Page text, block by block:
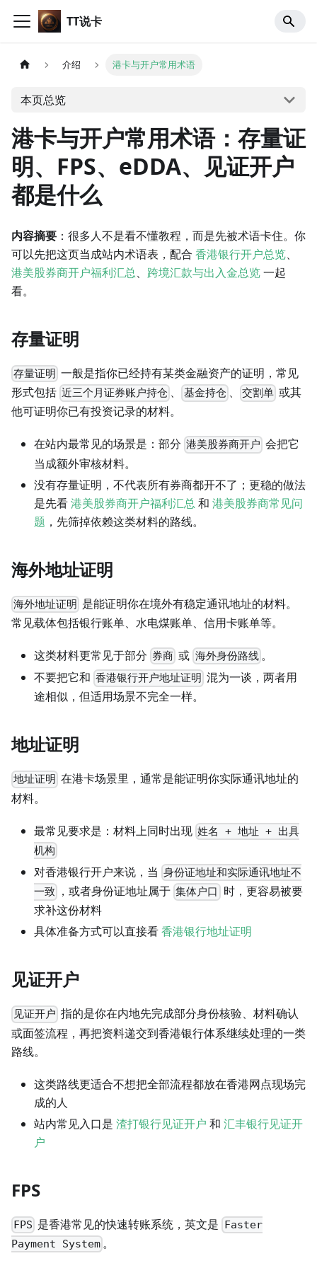
TT说卡
介绍 港卡与开户常用术语
本页总览
港卡与开户常用术语：存量证
明、FPS、eDDA、见证开户
都是什么
内容摘要 ：很多人不是看不懂教程，而是先被术语卡住。你
可以先把这页当成站内术语表，配合 香港银行开户总览、
港美股券商开户福利汇总、 跨境汇款与出入金总览一起
看。
存量证明
存量证明 一般是指你已经持有某类金融资产的证明，常见
形式包括 近三个月证券账户持仓 、 基金持仓 、 交割单 或其
他可证明你已有投资记录的材料。
在站内最常见的场景是：部分 港美股券商开户 会把它
当成额外审核材料。
没有存量证明，不代表所有券商都开不了；更稳的做法
是先看港美股券商开户福利汇总 和 港美股券商常见问
题 ，先筛掉依赖这类材料的路线。
海外地址证明
海外地址证明 是能证明你在境外有稳定通讯地址的材料。
常见载体包括银行账单、水电煤账单、信用卡账单等。
这类材料更常见于部分 券商 或 海外身份路线。
不要把它和 香港银行开户地址证明 混为一谈，两者用
途相似，但适用场景不完全一样。
地址证明
地址证明 在港卡场景里，通常是能证明你实际通讯地址的
材料。
最常见要求是：材料上同时出现 姓名 + 地址 + 出具
机构
对香港银行开户来说，当 身份证地址和实际通讯地址不
一致 ，或者身份证地址属于集体户口 时，更容易被要
求补这份材料
具体准备方式可以直接看香港银行地址证明
见证开户
见证开户 指的是你在内地先完成部分身份核验、材料确认
或面签流程，再把资料递交到香港银行体系继续处理的一类
路线。
这类路线更适合不想把全部流程都放在香港网点现场完
成的人
站内常见入口是 渣打银行见证开户 和 汇丰银行见证开
户
FPS
FPS 是香港常见的快速转账系统，英文是 Faster
Payment System 。